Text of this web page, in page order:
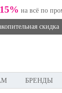
на всё по
скидка
БРЕНДЫ